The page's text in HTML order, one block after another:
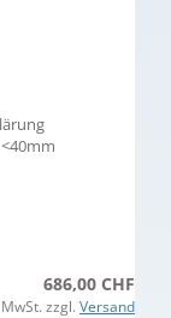
686,00 CHF
zzgl. Versand